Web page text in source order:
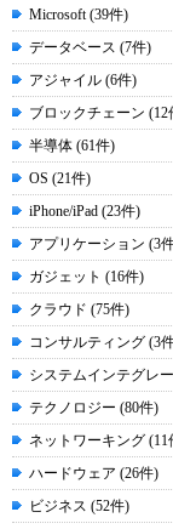
Microsoft (39件)
データベース (7件)
アジャイル (6件)
ブロックチェーン (12
半導体 (61件)
OS (21件)
iPhone/iPad (23件)
アプリケーション (3
ガジェット (16件)
クラウド (75件)
コンサルティング (3
システムインテグレ
テクノロジー (80件)
ネットワーキング (11
ハードウェア (26件)
ビジネス (52件)